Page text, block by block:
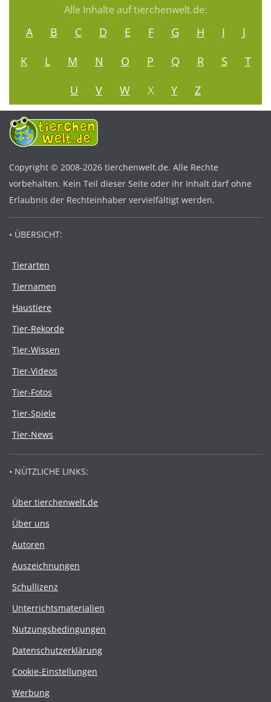
Alle Inhalte auf tierchenwelt.de:
A B C D E F G H I
J
K
L M N O P Q R S
T
U
V W X Y Z
Copyright © 2008-2026 tierchenwelt.de. Alle Rechte
vorbehalten. Kein Teil dieser Seite oder ihr Inhalt darf ohne
Erlaubnis der Rechteinhaber vervielfältigt werden.
• ÜBERSICHT:
Tierarten
Tiernamen
Haustiere
Tier-Rekorde
Tier-Wissen
Tier-Videos
Tier-Fotos
Tier-Spiele
Tier-News
• NÜTZLICHE LINKS:
Über tierchenwelt.de
Über uns
Autoren
Auszeichnungen
Schullizenz
Unterrichtsmaterialien
Nutzungsbedingungen
Datenschutzerklärung
Cookie-Einstellungen
Werbung